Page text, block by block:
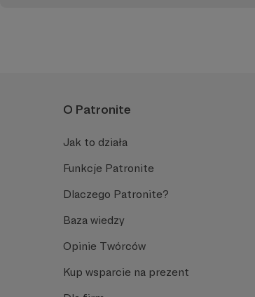
O Patronite
Jak to działa
Funkcje Patronite
Dlaczego Patronite?
Baza wiedzy
Opinie Twórców
Kup wsparcie na prezent